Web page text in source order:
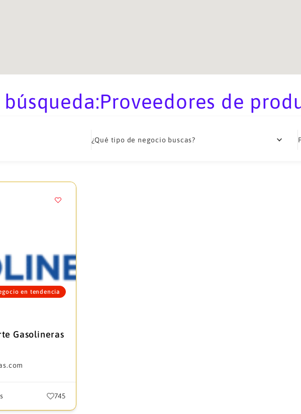
de
¿Qué tipo de negocio buscas?
en tendencia
Gasolineras
745